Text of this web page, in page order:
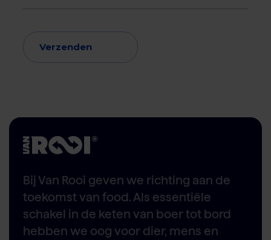
Verzenden
Bij Van Rooi geven we richting aan de
toekomst van food. Als essentiële
schakel in de keten van boer tot bord
hebben we oog voor dier, mens en